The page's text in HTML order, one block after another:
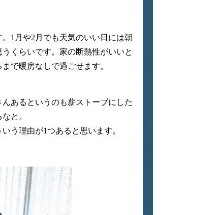
1月や2月でも天気のいい日には朝
くらいです。家の断熱性がいいと
で暖房なしで過ごせます。
あるというのも薪ストーブにした
と。
う理由が1つあると思います。